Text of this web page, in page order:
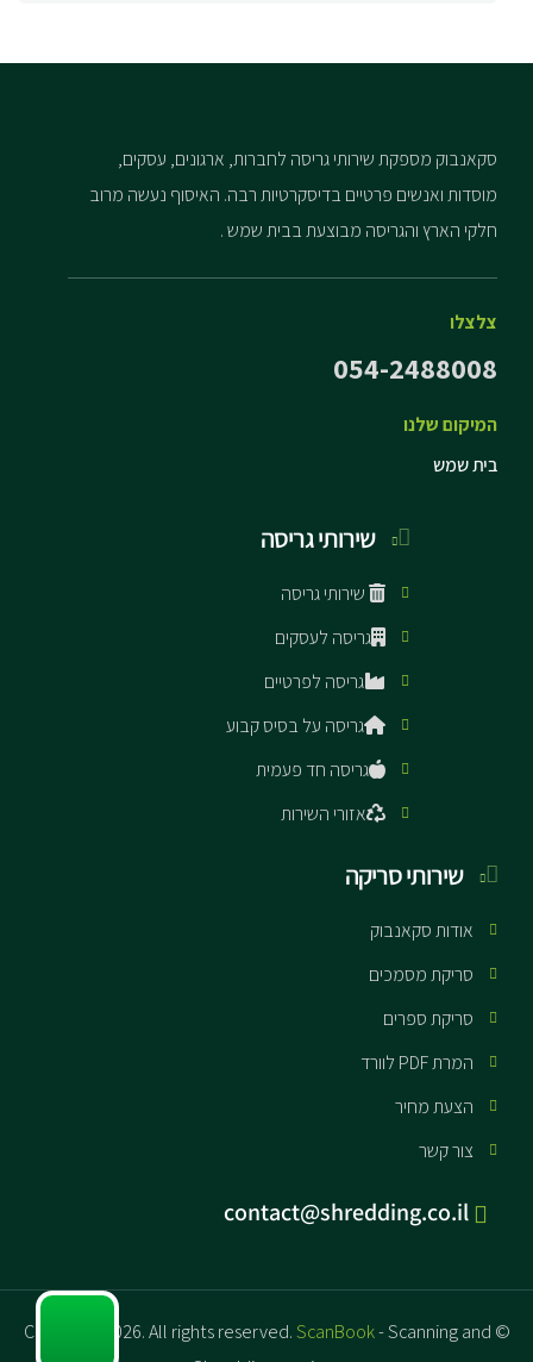
סקאנבוק מספקת שירותי גריסה לחברות, ארגונים, עסקים,
מוסדות ואנשים פרטיים בדיסקרטיות רבה. האיסוף נעשה מרוב
חלקי הארץ והגריסה מבוצעת בבית שמש .
צלצלו
054-2488008
המיקום שלנו
בית שמש
שירותי גריסה
שירותי גריסה
גריסה לעסקים
גריסה לפרטיים
גריסה על בסיס קבוע
גריסה חד פעמית
אזורי השירות
שירותי סריקה
אודות סקאנבוק
סריקת מסמכים
סריקת ספרים
המרת PDF לוורד
הצעת מחיר
צור קשר
© Copyright 2026. All rights reserved.
ScanBook- Scanning and